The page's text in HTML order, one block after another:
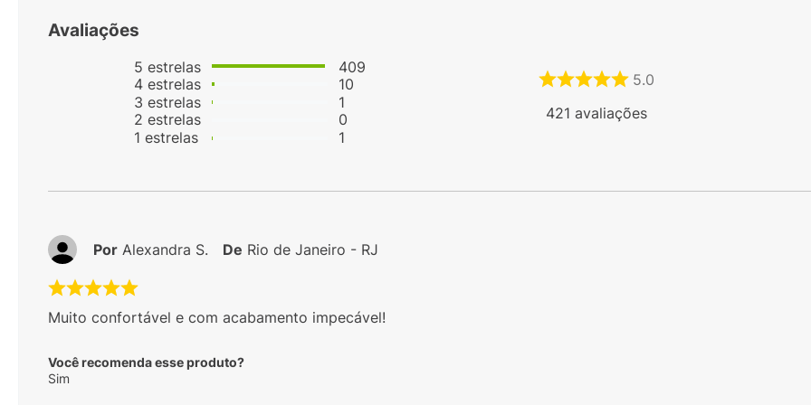
Avaliações
5 estrelas
4 estrelas
3 estrelas
2 estrelas
1 estrelas
409
10
1
0
1
5.0
421 avaliações
Muito confortável e com acabamento impecável!
Você recomenda esse produto?
Sim
Por Alexandra S. De Rio de Janeiro - RJ